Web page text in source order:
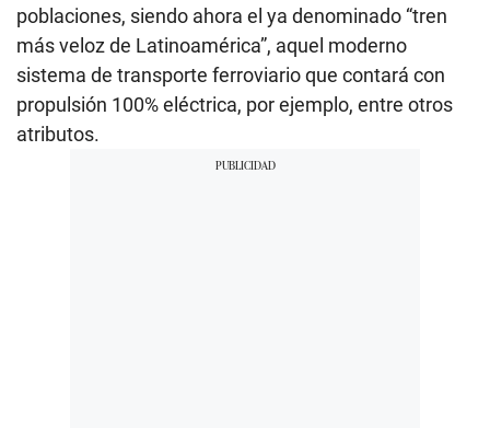
poblaciones, siendo ahora el ya denominado “tren
más veloz de Latinoamérica”, aquel moderno
sistema de transporte ferroviario que contará con
propulsión 100% eléctrica, por ejemplo, entre otros
atributos.